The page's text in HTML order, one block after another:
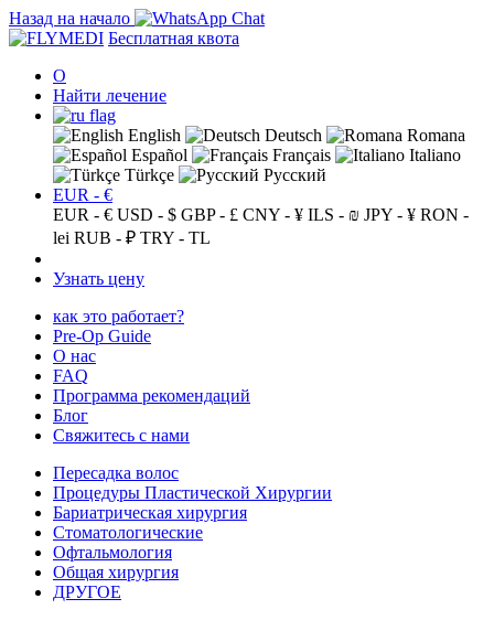
Назад на начало
Бесплатная квота
О
Найти лечение
English Deutsch
Romana
Español
Français
Italiano
Türkçe
Русский
EUR - €
EUR - € USD - $ GBP - £ CNY - ¥ ILS - ₪ JPY - ¥ RON -
lei RUB - ₽ TRY - TL
Узнать цену
как это работает?
Pre-Op Guide
О нас
FAQ
Программа рекомендаций
Блог
Свяжитесь с нами
Пересадка волос
Процедуры Пластической Хирургии
Бариатрическая хирургия
Стоматологические
Офтальмология
Общая хирургия
ДРУГОЕ